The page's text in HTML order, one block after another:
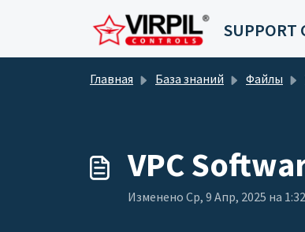
SUPPORT
Главная База знаний Файлы
VPC
Изменено Ср, 9 Апр, 2025 на